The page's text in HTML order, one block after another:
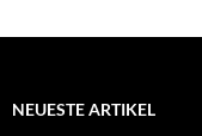
NEUESTE ARTIKEL